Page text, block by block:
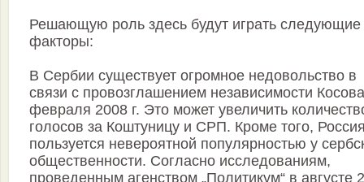
Решающую роль здесь будут играть следующие
факторы:
В Сербии существует огромное недовольство в
связи с провозглашением независимости
февраля 2008 г. Это может увеличить
голосов за Коштуницу и СРП. Кроме того,
пользуется невероятной популярностью у
общественности. Согласно исследованиям,
проведенным агенством „Политикум“ в августе